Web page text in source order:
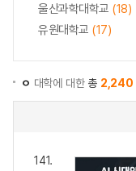
울산과학대학교 (18)
유원대학교 (17)
ㅇ 대학에 대한총 2,240
141.